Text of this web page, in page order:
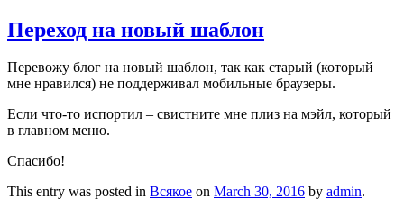
Переход на новый шаблон
Перевожу блог на новый шаблон, так как старый (который
мне нравился) не поддерживал мобильные браузеры.
Если что-то испортил – свистните мне плиз на мэйл, который
в главном меню.
Спасибо!
This entry was posted in Всякое on March 30, 2016 by admin.